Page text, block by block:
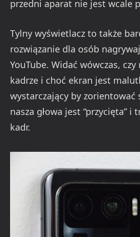
przedni aparat nie jest wcale
Tylny wyświetlacz to także
rozwiązanie dla osób
YouTube. Widać wówczas,
kadrze i choć ekran jest
wystarczający by zorientować
nasza głowa jest “przycięta” i
kadr.